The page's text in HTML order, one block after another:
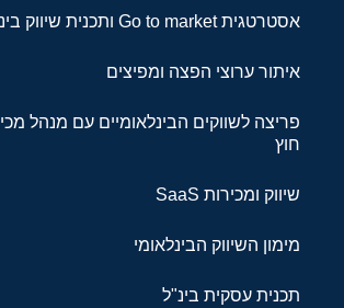
אסטרטגית Go to market ותכנית שיווק בינלאומית
איתור ערוצי הפצה ומפיצים
פריצה לשווקים הבינלאומיים עם מנהל
חוץ
שיווק ומכירות SaaS
מימון השיווק הבינלאומי
תכנית עסקית בינ"ל